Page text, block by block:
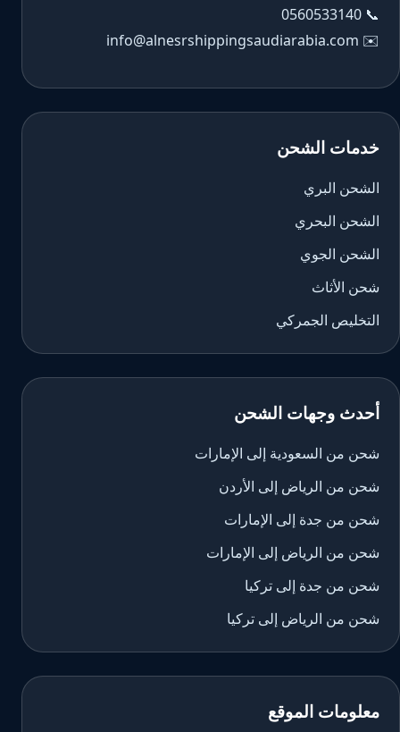
📞
0560533140
✉️
info@alnesrshippingsaudiarabia.com
خدمات الشحن
الشحن البري
الشحن البحري
الشحن الجوي
شحن الأثاث
التخليص الجمركي
أحدث وجهات الشحن
شحن من السعودية إلى الإمارات
شحن من الرياض إلى الأردن
شحن من جدة إلى الإمارات
شحن من الرياض إلى الإمارات
شحن من جدة إلى تركيا
شحن من الرياض إلى تركيا
معلومات الموقع